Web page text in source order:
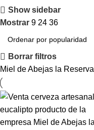
Show sidebar
Mostrar 9 24 36
Borrar filtros
Miel de Abejas la Reserva